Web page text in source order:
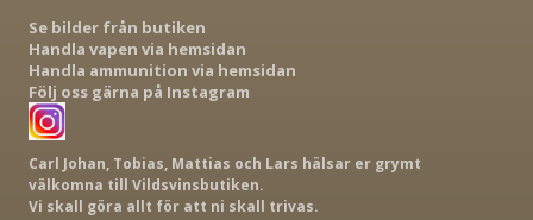
Se bilder från butiken
Handla vapen via hemsidan
Handla ammunition via hemsidan
Följ oss gärna på Instagram
Carl Johan, Tobias, Mattias och Lars hälsar er grymt
välkomna till Vildsvinsbutiken.
Vi skall göra allt för att ni skall trivas.